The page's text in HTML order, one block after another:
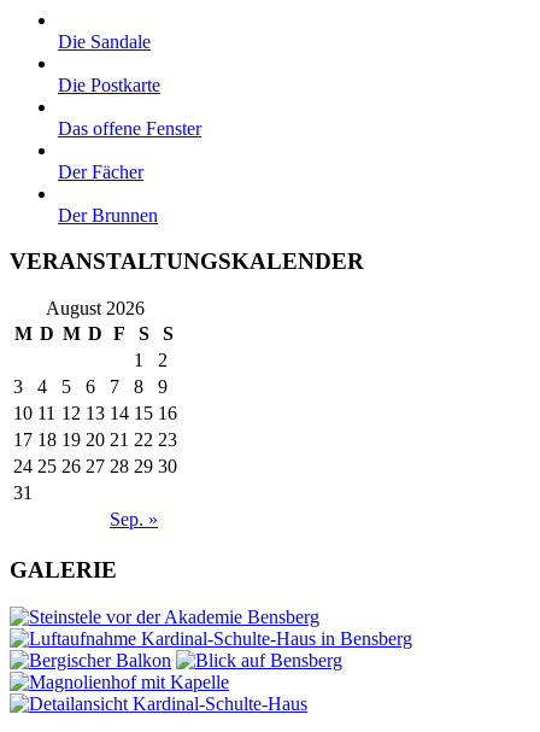
Die Sandale
Die Postkarte
Das offene Fenster
Der Fächer
Der Brunnen
VERANSTALTUNGSKALENDER
August 2026
M D M D F S S
Sep. »
1
2
3
4 5 6 7 8
9
10 11 12 13 14 15 16
17 18 19 20 21 22 23
24 25 26 27 28 29 30
31
GALERIE